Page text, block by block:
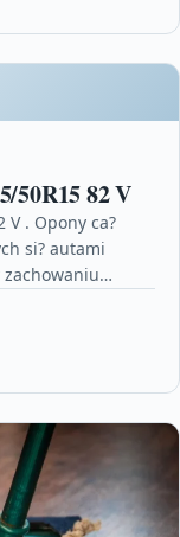
50R15 82 V
V . Opony ca?
si? autami